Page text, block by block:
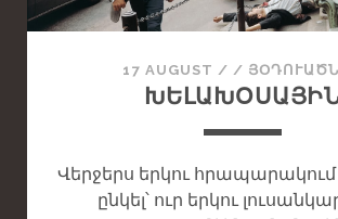
N
D
A
R
S
17 AUGUST / /
Վերջերս երկու
ընկել՝ ուր երկու